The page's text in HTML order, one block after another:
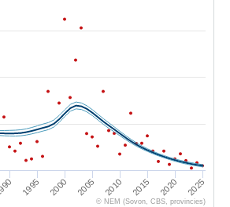
1995 2000 2005 2010 2015 2020 2025
© NEM (Sovon, CBS, provincies)